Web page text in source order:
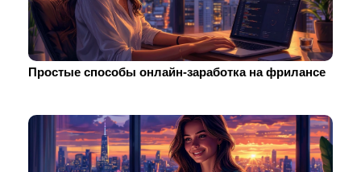
Простые способы онлайн-заработка на фрилансе